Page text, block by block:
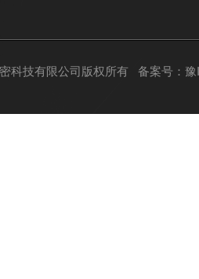
科技有限公司版权所有 备案号：